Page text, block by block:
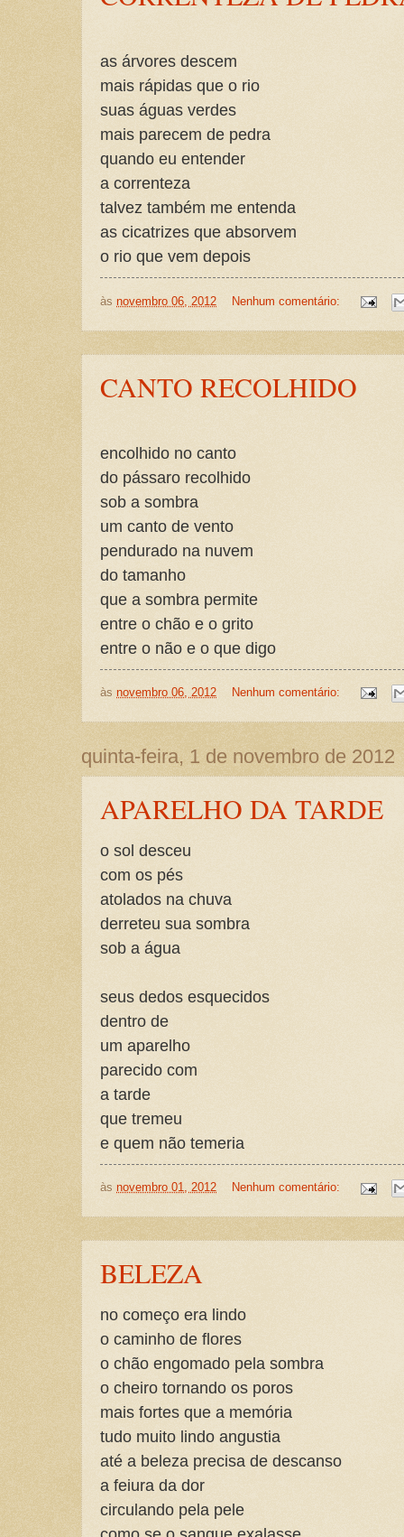
as árvores descem
mais rápidas que o rio
suas águas verdes
mais parecem de pedra
quando eu entender
a correnteza
talvez também me entenda
as cicatrizes que absorvem
o rio que vem depois
às novembro 06, 2012 Nenhum comentário:
CANTO RECOLHIDO
encolhido no canto
do pássaro recolhido
sob a sombra
um canto de vento
pendurado na nuvem
do tamanho
que a sombra permite
entre o chão e o grito
entre o não e o que digo
às novembro 06, 2012 Nenhum comentário:
quinta-feira, 1 de novembro de 2012
APARELHO DA TARDE
o sol desceu
com os pés
atolados na chuva
derreteu sua sombra
sob a água
seus dedos esquecidos
dentro de
um aparelho
parecido com
a tarde
que tremeu
e quem não temeria
às novembro 01, 2012 Nenhum comentário:
BELEZA
no começo era lindo
o caminho de flores
o chão engomado pela sombra
o cheiro tornando os poros
mais fortes que a memória
tudo muito lindo angustia
até a beleza precisa de descanso
a feiura da dor
circulando pela pele